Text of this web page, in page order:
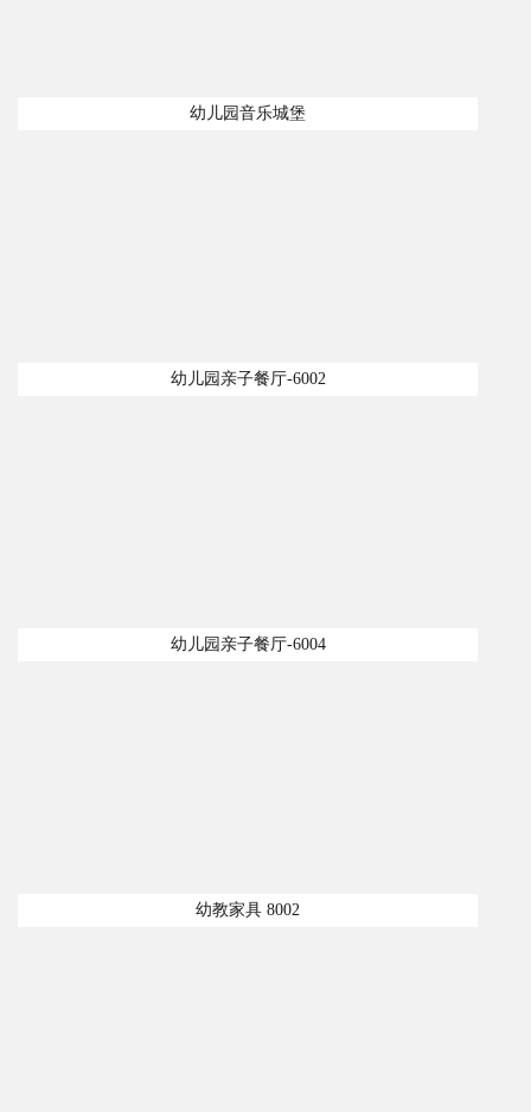
幼儿园音乐城堡
幼儿园亲子餐厅-6002
幼儿园亲子餐厅-6004
幼教家具 8002